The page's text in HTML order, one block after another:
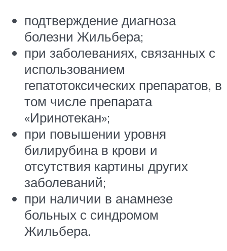
подтверждение диагноза
болезни Жильбера;
при заболеваниях, связанных с
использованием
гепатотоксических препаратов, в
том числе препарата
«Иринотекан»;
при повышении уровня
билирубина в крови и
отсутствия картины других
заболеваний;
при наличии в анамнезе
больных с синдромом
Жильбера.